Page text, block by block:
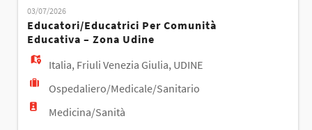
PT
8,30 alle 17,30 con pausa pranzo Inquadramento: -
6° livello CCNL pulizie
03/07/2026
Educatori/educatrici Per Comunità
Educativa – Zona Udine
Italia, Friuli Venezia Giulia, UDINE
Ospedaliero/Medicale/Sanitario
Medicina/Sanità